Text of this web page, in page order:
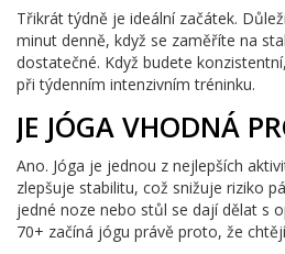
Třikrát týdně je ideální začátek.
minut denně, když se zaměříte na
dostatečné. Když budete
při týdenním intenzivním tréninku.
JE JÓGA VHODNÁ
Ano. Jóga je jednou z nejlepších
zlepšuje stabilitu, což snižuje riziko
jedné noze nebo stůl se dají dělat s
70+ začíná jógu právě proto, že